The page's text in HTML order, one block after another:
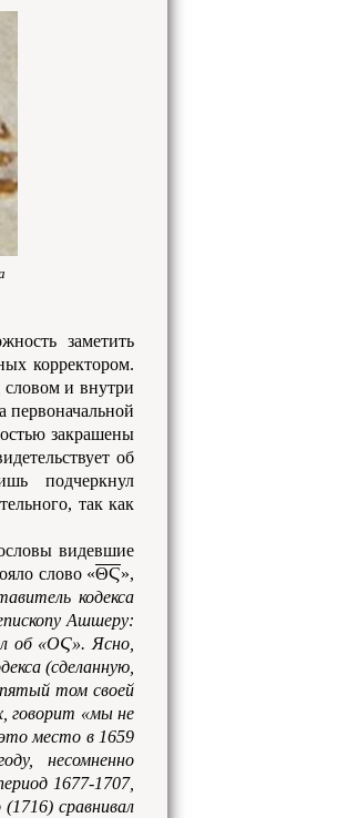
заметить
корректором.
словом и внутри
закрашены
об
подчеркнул
так как
видевшие
слово «ΘϚ»,
кодекса
Ашшеру:
об «ΟϚ». Ясно,
(сделанную,
том своей
говорит «мы не
место в 1659
несомненно
1677-1707,
сравнивал